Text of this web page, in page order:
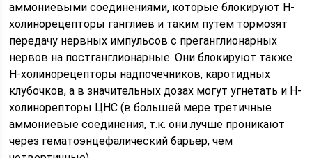
аммониевыми соединениями, которые блокируют Н-
холинорецепторы ганглиев и таким путем тормозят
передачу нервных импульсов с преганглионарных
нервов на постганглионарные. Они блокируют также
Н-холинорецепторы надпочечников, каротидных
клубочков, а в значительных дозах могут угнетать и Н-
холинорепторы ЦНС (в большей мере третичные
аммониевые соединения, т.к. они лучше проникают
через гематоэнцефалический барьер, чем